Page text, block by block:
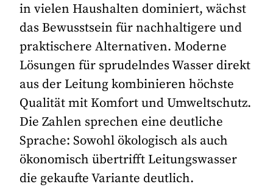
in vielen Haushalten dominiert, wächst
das Bewusstsein für nachhaltigere und
praktischere Alternativen. Moderne
Lösungen für sprudelndes Wasser direkt
aus der Leitung kombinieren höchste
Qualität mit Komfort und Umweltschutz.
Die Zahlen sprechen eine deutliche
Sprache: Sowohl ökologisch als auch
ökonomisch übertrifft Leitungswasser
die gekaufte Variante deutlich.